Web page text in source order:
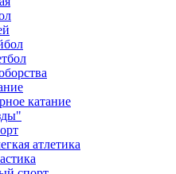
катание
атлетика